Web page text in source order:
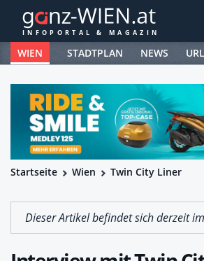
WIEN STADTPLAN NEWS
Startseite Wien Twin City Liner
Dieser Artikel befindet sich derzeit